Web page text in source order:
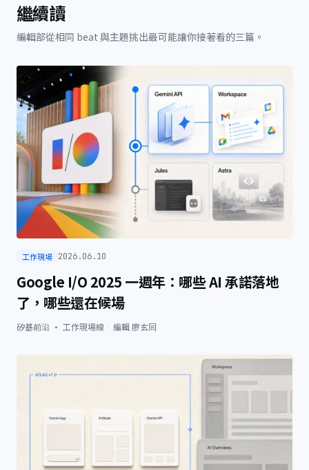
繼續讀
編輯部從相同 beat 與主題挑出最可能讓你接著看的三篇。
工作現場 2026.06.10
Google I/O 2025 一週年：哪些 AI 承諾落地
了，哪些還在候場
矽基前沿 · 工作現場線 編輯廖玄同